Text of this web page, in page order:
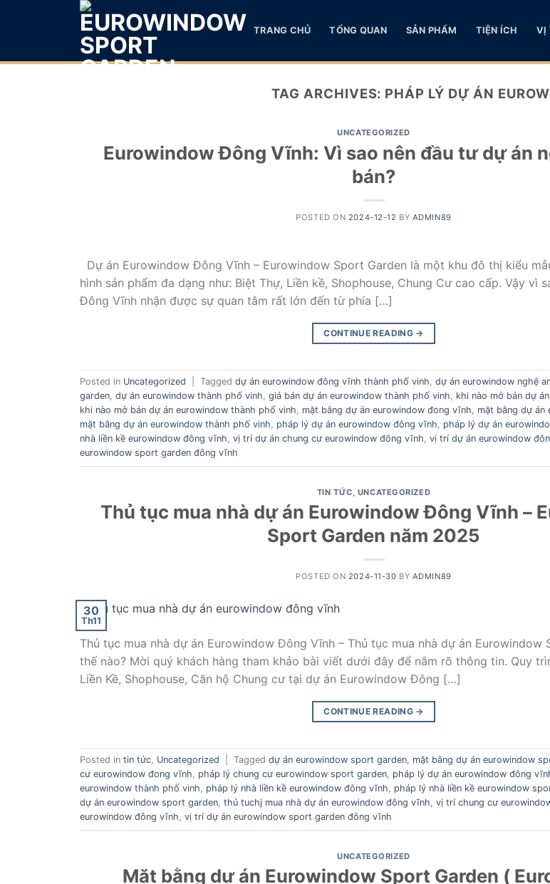
TRANG CHỦ TỔNG QUAN SẢN PHẨM TIỆN ÍCH VỊ
TAG ARCHIVES: PHÁP LÝ DỰ ÁN
UNCATEGORIZED
Eurowindow Đông Vĩnh: Vì sao nên đầu tư dự án
bán?
POSTED ON 2024-12-12 BY ADMIN89
Dự án Eurowindow Đông Vĩnh – Eurowindow Sport Garden là một khu đô thị kiểu
hình sản phẩm đa dạng như: Biệt Thự, Liền kề, Shophouse, Chung Cư cao cấp. Vậy vì
Đông Vĩnh nhận được sự quan tâm rất lớn đến từ phía […]
CONTINUE READING →
Posted in Uncategorized Tagged dự án eurowindow đông vĩnh thành phố vinh, dự án eurowindow nghệ
garden, dự án eurowindow thành phố vinh, giá bán dự án eurowindow thành phố vinh, khi nào mở bán dự
khi nào mở bán dự án eurowindow thành phố vinh, mặt bằng dự án eurowindow đong vĩnh, mặt bằng dự án
mặt bằng dự án eurowindow thành phố vinh, pháp lý dự án eurowindow đông vĩnh, pháp lý dự án
nhà liền kề eurowindow đông vĩnh, vị trí dự án chung cư eurowindow đông vĩnh, vị trí dự án eurowindow
eurowindow sport garden đông vĩnh
TIN TỨC, UNCATEGORIZED
Thủ tục mua nhà dự án Eurowindow Đông Vĩnh –
Sport Garden năm 2025
POSTED ON 2024-11-30 BY ADMIN89
30
Th11
Thủ tục mua nhà dự án Eurowindow Đông Vĩnh – Thủ tục mua nhà dự án Eurowindow
thế nào? Mời quý khách hàng tham khảo bài viết dưới đây để nắm rõ thông tin. Quy
Liền Kề, Shophouse, Căn hộ Chung cư tại dự án Eurowindow Đông […]
CONTINUE READING →
Posted in tin tức Uncategorized Tagged dự án eurowindow sport garden mặt bằng dự án eurowindow
cư eurowindow đong vĩnh
pháp lý chung cư eurowindow sport garden pháp lý dự án eurowindow đông
eurowindow thành phố vinh
pháp lý nhà liền kề eurowindow đông vĩnh pháp lý nhà liền kề eurowindow
dự án eurowindow sport garden thủ tuchj mua nhà dự án eurowindow đông vĩnh vị trí chung cư
eurowindow đông vĩnh vị trí dự án eurowindow sport garden đông vĩnh
UNCATEGORIZED
Mặt bằng dự án Eurowindow Sport Garden (